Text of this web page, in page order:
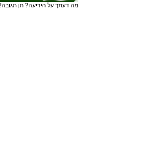
מה דעתך על הידיעה? תן תגובה!